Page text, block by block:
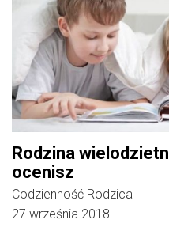
Rodzina
ocenisz
Codzienność Rodzica
27 września 2018